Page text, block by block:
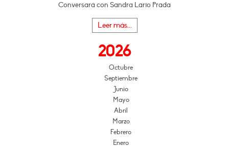
Conversará con Sandra Lario Prada
Leer más...
2026
Octubre
Septiembre
Junio
Mayo
Abril
Marzo
Febrero
Enero